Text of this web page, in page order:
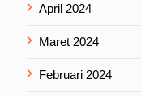
April 2024
Maret 2024
Februari 2024